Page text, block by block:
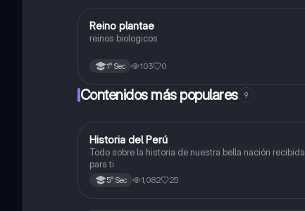
RCiencia y Tecnología
Reino plantae
reinos biologicos
1° Sec 103 0
Contenidos más populares 9
Ciencias Sociales
Historia del Perú
Todo sobre la historia de nuestra bella nación recibida
para ti
5° Sec 1,082 25